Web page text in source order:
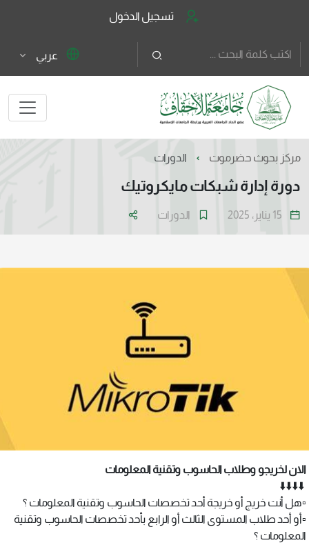
تسجيل الدخول
عربي
مركز بحوث حضرموت الدورات
دورة إدارة شبكات مايكروتيك
15 يناير، 2025 الدورات
الان لخريجو وطلاب الحاسوب وتقنية المعلومات
⬇️⬇️⬇️⬇️
▫️هل أنت خريج أو خريجة أحد تخصصات الحاسوب وتقنية المعلومات ؟
▫️أو أحد طلاب المستوى الثالث أو الرابع بأحد تخصصات الحاسوب وتقنية
المعلومات ؟